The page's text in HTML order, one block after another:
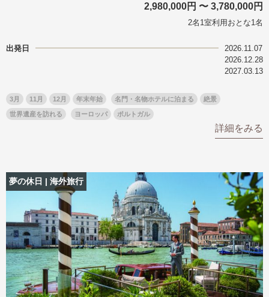
2,980,000円 〜 3,780,000円
2名1室利用おとな1名
出発日
2026.11.07
2026.12.28
2027.03.13
3月 11月 12月 年末年始 名門・名物ホテルに泊まる 絶景
世界遺産を訪れる ヨーロッパ ポルトガル
詳細をみる
夢の休日 | 海外旅行